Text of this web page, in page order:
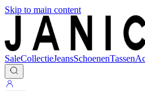
Skip to main content
SaleCollectieJeansSchoenenTassen